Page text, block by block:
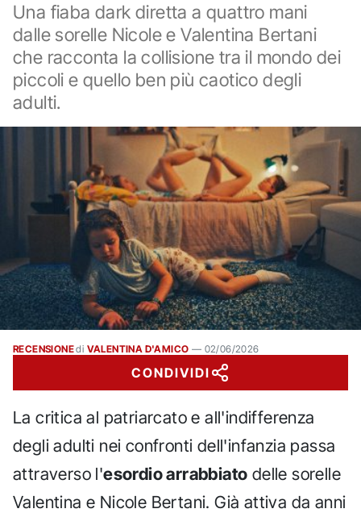
Una fiaba dark diretta a quattro mani
dalle sorelle Nicole e Valentina Bertani
che racconta la collisione tra il mondo dei
piccoli e quello ben più caotico degli
adulti.
RECENSIONEdi VALENTINA D'AMICO — 02/06/2026
CONDIVIDI
La critica al patriarcato e all'indifferenza
degli adulti nei confronti dell'infanzia passa
attraverso l'esordio arrabbiato delle sorelle
Valentina e Nicole Bertani. Già attiva da anni